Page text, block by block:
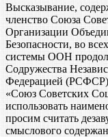
Высказывание,
членство Союза
Организации
Безопасности, во
системы ООН
Содружества
Федерацией
«Союз Советских
использовать
просим считать
смыслового